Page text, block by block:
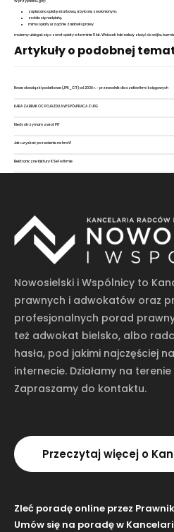
W przypadku, gdy:
zapłacano opłatę skarbową, a było się zwolonionym,
zrobiło się nadpłatę,
mimo opłaty urząd nie załatwił sprawy
możemy ubiegać się o zwrot opłaty w terminie 5 lat. Wniosek taki należy złożyć do wójta,
Artykuły o podobnej
Nowe obowiązki podatkowe (JPK_CIT) od 2026 r. - przewodnik dla szefów firm i księgowych
KARA ZA BRAK OC POJAZDU A WSPÓŁPRACA Z UFG
Kiedy otrzymam zwrot PIT
Jak uzyskać pozwolenie na broń?
Elektroniczne faktury KSeF w firmie
Nowosielski i Wspólnicy to
prawnych i adwokatów oraz
profesjonalnych porad
też adwokat bielsko, albo
hasła, pod jakimi najczęściej
internecie. Działamy na terenie
Zapraszamy do kontaktu.
Przeczytaj więcej o
Zleć poradę online przez
Umów się na poradę w